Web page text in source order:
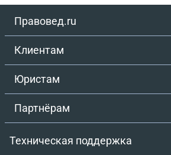
Правовед.ru
Клиентам
Юристам
Партнёрам
Техническая поддержка